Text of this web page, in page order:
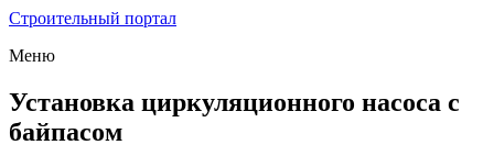
Строительный портал
Меню
Установка циркуляционного насоса с
байпасом